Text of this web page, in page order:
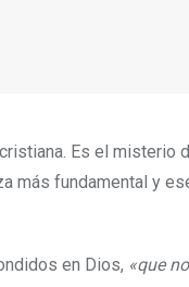
Es el misterio
fundamental y
en Dios, «que